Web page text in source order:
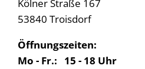
Kölner Straße 167
53840 Troisdorf
Öffnungszeiten:
Mo - Fr.: 15 - 18 Uhr